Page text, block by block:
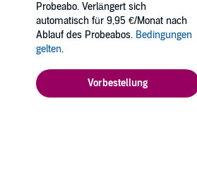
Probeabo. Verlängert sich
automatisch für 9,95 €/Monat nach
Ablauf des Probeabos. Bedingungen
gelten.
Vorbestellung